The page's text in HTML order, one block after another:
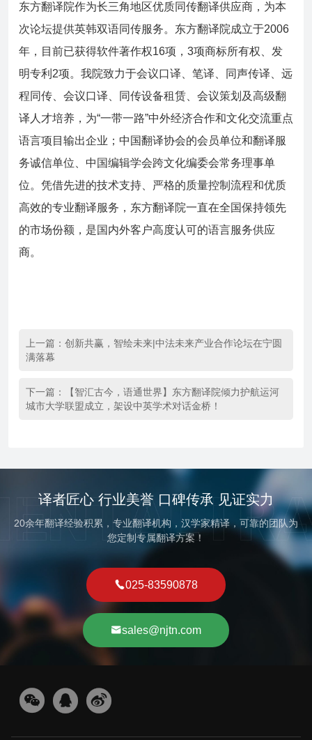
东方翻译院作为长三角地区优质同传翻译供应商，为本
次论坛提供英韩双语同传服务。东方翻译院成立于2006
年，目前已获得软件著作权16项，3项商标所有权、发
明专利2项。我院致力于会议口译、笔译、同声传译、远
程同传、会议口译、同传设备租赁、会议策划及高级翻
译人才培养，为“一带一路”中外经济合作和文化交流重点
语言项目输出企业；中国翻译协会的会员单位和翻译服
务诚信单位、中国编辑学会跨文化编委会常务理事单
位。凭借先进的技术支持、严格的质量控制流程和优质
高效的专业翻译服务，东方翻译院一直在全国保持领先
的市场份额，是国内外客户高度认可的语言服务供应
商。
上一篇： 创新共赢，智绘未来|中法未来产业合作论坛在宁圆
满落幕
下一篇：
【智汇古今，语通世界】东方翻译院倾力护航运河
城市大学联盟成立，架设中英学术对话金桥！
译者匠心 行业美誉 口碑传承 见证实力
20余年翻译经验积累，专业翻译机构，汉学家精译，可靠的团队为
您定制专属翻译方案！
025-83590878
sales@njtn.com